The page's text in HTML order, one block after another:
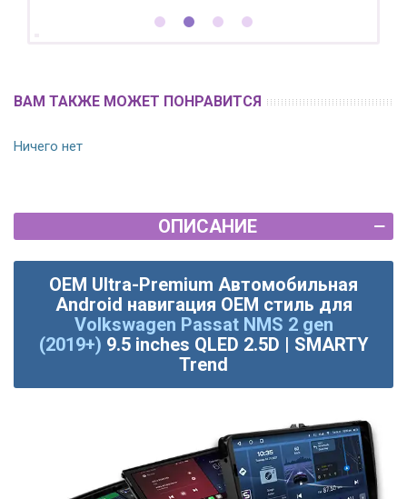
ВАМ ТАКЖЕ МОЖЕТ ПОНРАВИТСЯ
Ничего нет
ОПИСАНИЕ
OEM Ultra-Premium Автомобильная
Android навигация OEM стиль для
Volkswagen Passat NMS 2 gen
(2019+) 9.5 inches QLED 2.5D | SMARTY
Trend